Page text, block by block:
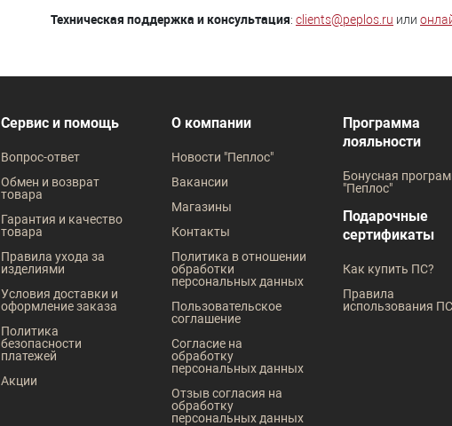
Техническая поддержка и консультация: clients@peplos.ru или
Сервис и помощь
Вопрос-ответ
Обмен и возврат
товара
Гарантия и качество
товара
Правила ухода за
изделиями
Условия доставки и
оформление заказа
Политика
безопасности
платежей
Акции
О компании
Новости "Пеплос"
Вакансии
Магазины
Контакты
Политика в отношении
обработки
персональных данных
Пользовательское
соглашение
Согласие на
обработку
персональных данных
Отзыв согласия на
обработку
персональных данных
Программа
лояльности
Бонусная
"Пеплос"
Подарочные
сертификаты
Как купить ПС?
Правила
использования ПС